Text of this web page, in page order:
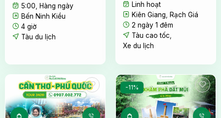
ngơi của mình giữa khung cảnh biển trời bao la,
lắng nghe tiếng sóng vỗ rì rào và tiếng gió vi vu qua
những tán cây, chắc chắn sẽ mang lại một trải
nghiệm vô cùng đặc biệt.
là:
586.000₫.
512.000₫.
5:00, Hàng ngày
Bến Ninh Kiều
4 giờ
Tàu du lịch
Linh hoạt
Kiên Giang
Rạch Giá
2 ngày 1 đêm
Tàu cao tốc
Xe du lịch
-11%